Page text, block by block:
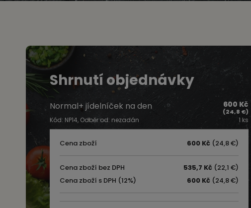
Shrnutí objednávky
Normal+ jídelníček na den
Kód: NP14, Odběr od: nezadán
600 Kč
(24,8 €)
1 ks
Cena zboží 600 Kč (24,8 €)
Cena zboží bez DPH 535,7 Kč (22,1 €)
Cena zboží s DPH (12%)
600 Kč (24,8 €)